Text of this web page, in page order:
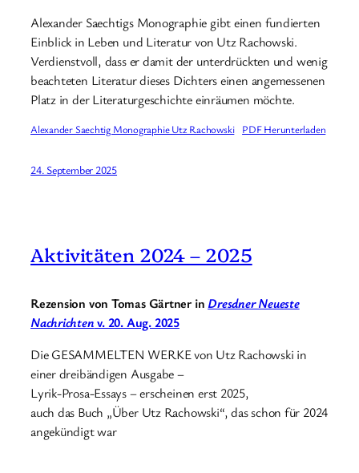
Alexander Saechtigs Monographie gibt einen fundierten
Einblick in Leben und Literatur von Utz Rachowski.
Verdienstvoll, dass er damit der unterdrückten und wenig
beachteten Literatur dieses Dichters einen angemessenen
Platz in der Literaturgeschichte einräumen möchte.
Alexander Saechtig Monographie Utz Rachowski PDF Herunterladen
24. September 2025
Aktivitäten 2024 – 2025
Rezension von Tomas Gärtner in Dresdner Neueste
Nachrichtenv. 20. Aug. 2025
Die GESAMMELTEN WERKE von Utz Rachowski in
einer dreibändigen Ausgabe –
Lyrik-Prosa-Essays – erscheinen erst 2025,
auch das Buch „Über Utz Rachowski“, das schon für 2024
angekündigt war